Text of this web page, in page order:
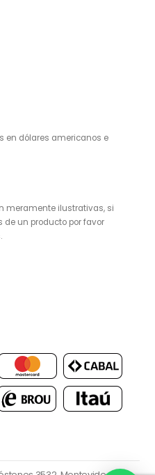
en dólares americanos e
meramente ilustrativas, si
de un producto por favor